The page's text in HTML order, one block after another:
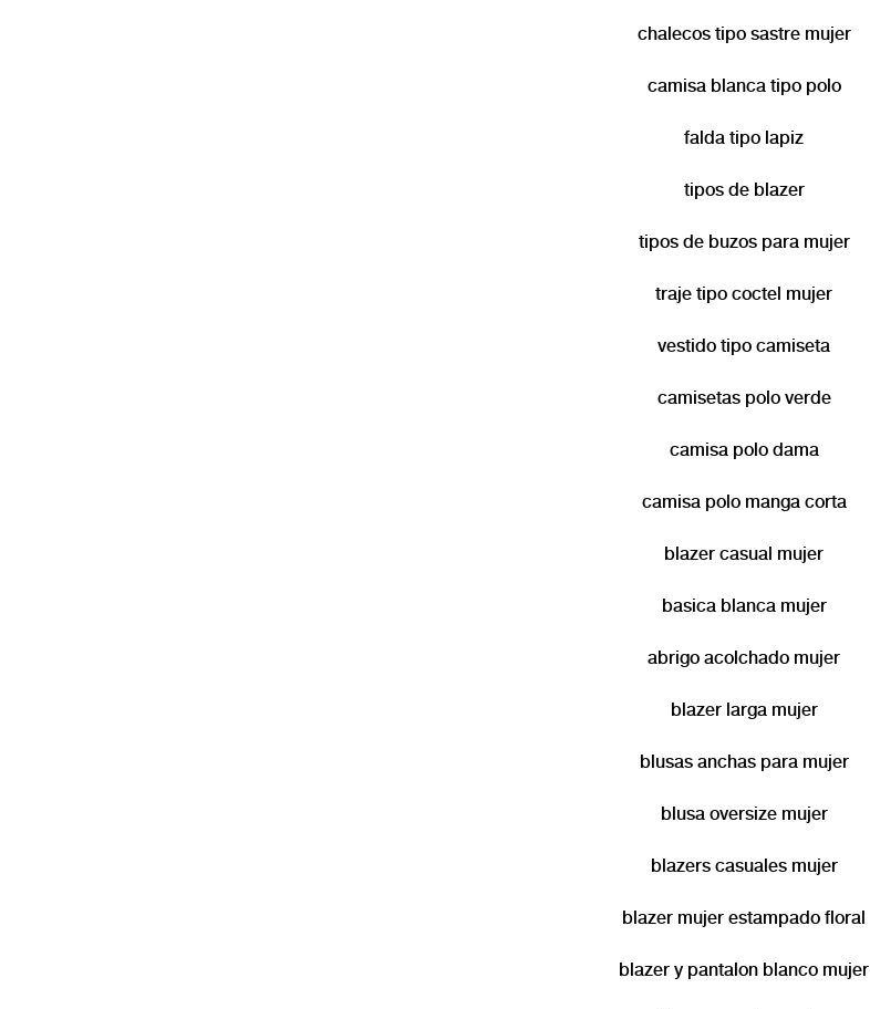
chalecos tipo sastre mujer
camisa blanca tipo polo
falda tipo lapiz
tipos de blazer
tipos de buzos para mujer
traje tipo coctel mujer
vestido tipo camiseta
camisetas polo verde
camisa polo dama
camisa polo manga corta
blazer casual mujer
basica blanca mujer
abrigo acolchado mujer
blazer larga mujer
blusas anchas para mujer
blusa oversize mujer
blazers casuales mujer
blazer mujer estampado floral
blazer y pantalon blanco mujer